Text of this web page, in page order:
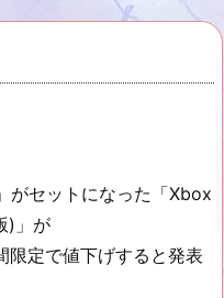
がセットになった「Xbox
)」が
限定で値下げすると発表